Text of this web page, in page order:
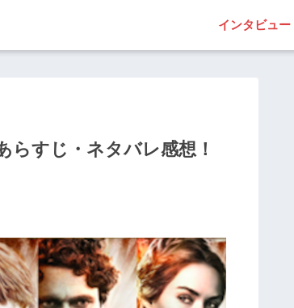
インタビュー
らすじ・ネタバレ感想！